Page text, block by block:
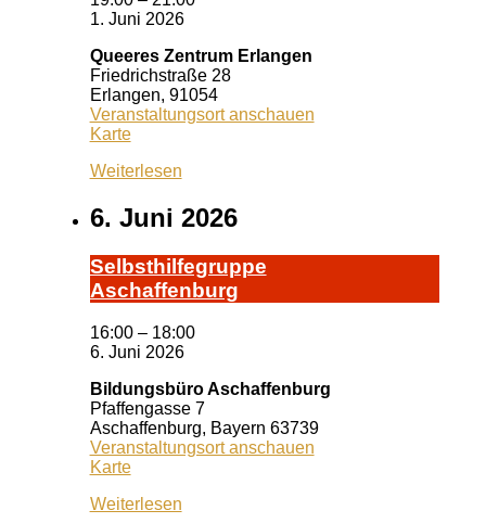
1. Juni 2026
Queeres Zentrum Erlangen
Friedrichstraße 28
Erlangen, 91054
Veranstaltungsort anschauen
KarteQueeres
Erlangen
Weiterlesen
6. Juni 2026
Selbst­hil­fe­grup­pe
A­schaf­fen­burg
16:00 – 18:00
6. Juni 2026
Bildungsbüro Aschaffenburg
Pfaffengasse 7
Aschaffenburg, Bayern 63739
Veranstaltungsort anschauen
KarteBildungsbüro
Weiterlesen